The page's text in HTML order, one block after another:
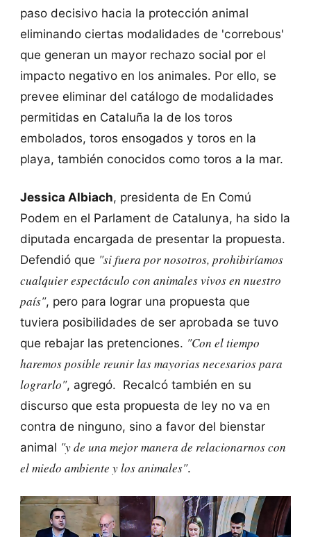
paso decisivo hacia la protección animal
eliminando ciertas modalidades de 'correbous'
que generan un mayor rechazo social por el
impacto negativo en los animales. Por ello, se
prevee eliminar del catálogo de modalidades
permitidas en Cataluña la de los toros
embolados, toros ensogados y toros en la
playa, también conocidos como toros a la mar.
Jessica Albiach, presidenta de En Comú
Podem en el Parlament de Catalunya, ha sido la
diputada encargada de presentar la propuesta.
Defendió que "si fuera por nosotros, prohibiríamos
cualquier espectáculo con animales vivos en nuestro
país", pero para lograr una propuesta que
tuviera posibilidades de ser aprobada se tuvo
que rebajar las pretenciones. "Con el tiempo
haremos posible reunir las mayorias necesarios para
lograrlo", agregó. Recalcó también en su
discurso que esta propuesta de ley no va en
contra de ninguno, sino a favor del bienstar
animal "y de una mejor manera de relacionarnos con
el miedo ambiente y los animales".